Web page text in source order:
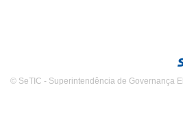
© SeTIC - Superintendência de Governança